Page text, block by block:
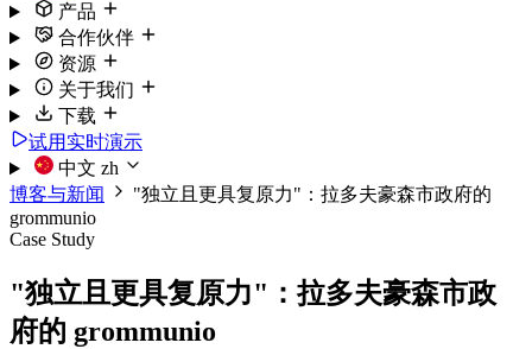
产品
合作伙伴
资源
关于我们
下载
试用实时演示
中文 zh
博客与新闻
"独立且更具复原力"：拉多夫豪森市政府的
grommunio
Case Study
"独立且更具复原力"：拉多夫豪森市政
府的 grommunio